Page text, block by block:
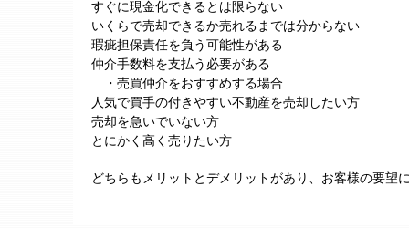
すぐに現金化できるとは限らない
いくらで売却できるか売れるまでは分からない
瑕疵担保責任を負う可能性がある
仲介手数料を支払う必要がある
・売買仲介をおすすめする場合
人気で買手の付きやすい不動産を売却したい方
売却を急いでいない方
とにかく高く売りたい方
どちらもメリットとデメリットがあり、お客様の要望